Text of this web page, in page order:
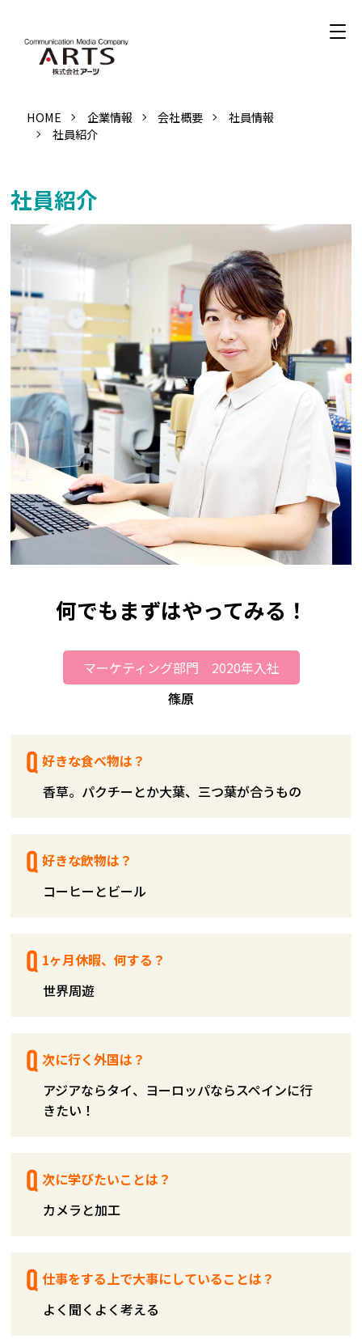
HOME 企業情報 会社概要
社員情報
社員紹介
社員紹介
何でもまずはやってみる！
マーケティング部門 2020年入社
好きな食べ物は？
香草。パクチーとか大葉、三つ葉が合うもの
好きな飲物は？
コーヒーとビール
1ヶ月休暇、何する？
世界周遊
次に行く外国は？
アジアならタイ、ヨーロッパならスペインに行
きたい！
次に学びたいことは？
カメラと加工
仕事をする上で大事にしていることは？
よく聞くよく考える